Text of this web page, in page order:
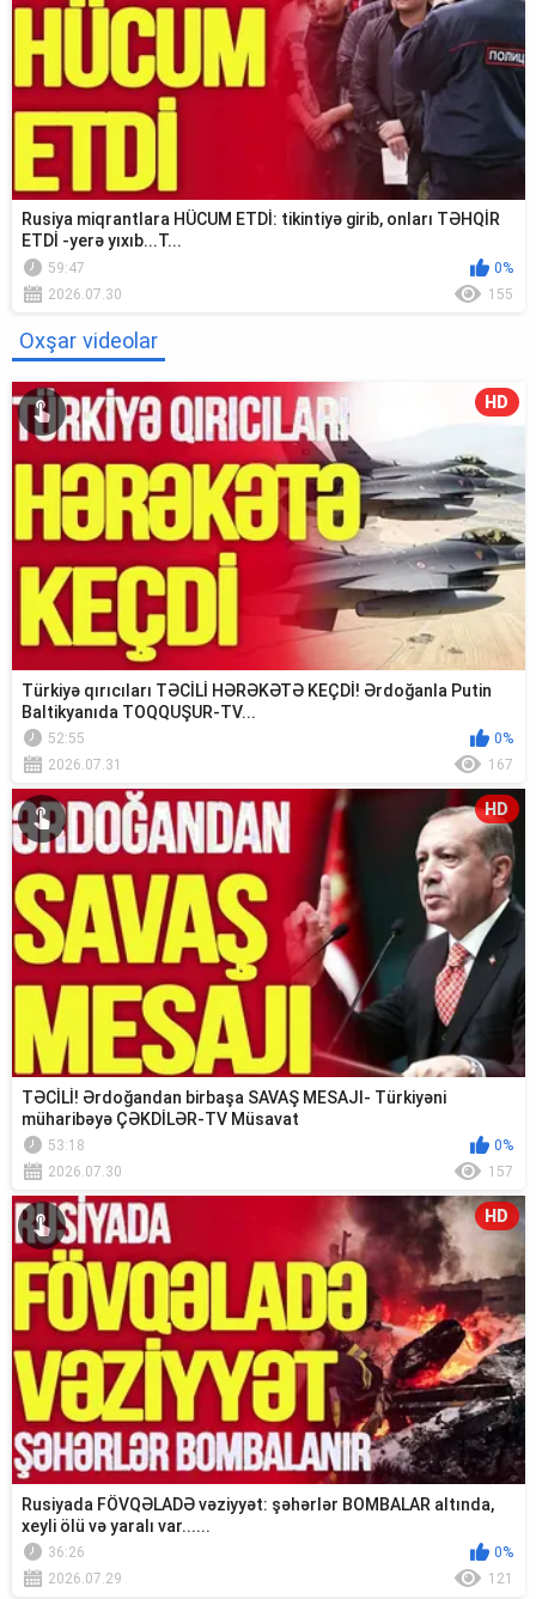
Rusiya miqrantlara HÜCUM ETDİ: tikintiyə girib, onları TƏHQİR
ETDİ -yerə yıxıb...T...
59:47
0%
2026.07.30
155
Oxşar videolar
HD
Türkiyə qırıcıları TƏCİLİ HƏRƏKƏTƏ KEÇDİ! Ərdoğanla Putin
Baltikyanıda TOQQUŞUR-TV...
52:55
0%
2026.07.31
167
HD
TƏCİLİ! Ərdoğandan birbaşa SAVAŞ MESAJI- Türkiyəni
müharibəyə ÇƏKDİLƏR-TV Müsavat
53:18
0%
2026.07.30
157
HD
Rusiyada FÖVQƏLADƏ vəziyyət: şəhərlər BOMBALAR altında,
xeyli ölü və yaralı var......
36:26
0%
2026.07.29
121